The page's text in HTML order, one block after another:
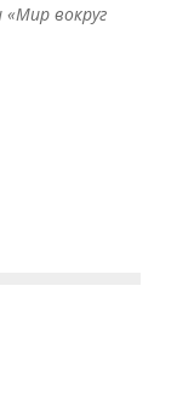
вокруг